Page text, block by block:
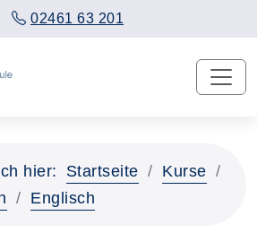
02461 63 201
hier: Startseite
Kurse
Englisch